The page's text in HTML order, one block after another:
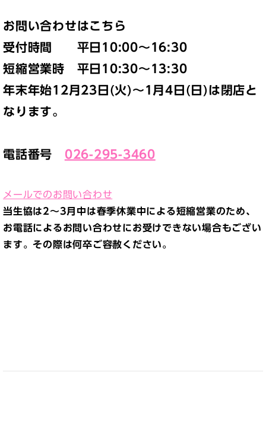
お問い合わせはこちら
受付時間 平日10:00～16:30
短縮営業時 平日10:30～13:30
年末年始12月23日(火)～1月4日(日)は閉店と
なります。
電話番号 026-295-3460
メールでのお問い合わせ
当生協は2～3月中は春季休業中による短縮営業のため、
お電話によるお問い合わせにお受けできない場合もござい
ます。その際は何卒ご容赦ください。